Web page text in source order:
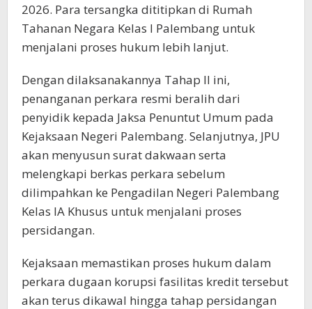
2026. Para tersangka dititipkan di Rumah
Tahanan Negara Kelas I Palembang untuk
menjalani proses hukum lebih lanjut.
Dengan dilaksanakannya Tahap II ini,
penanganan perkara resmi beralih dari
penyidik kepada Jaksa Penuntut Umum pada
Kejaksaan Negeri Palembang. Selanjutnya, JPU
akan menyusun surat dakwaan serta
melengkapi berkas perkara sebelum
dilimpahkan ke Pengadilan Negeri Palembang
Kelas IA Khusus untuk menjalani proses
persidangan.
Kejaksaan memastikan proses hukum dalam
perkara dugaan korupsi fasilitas kredit tersebut
akan terus dikawal hingga tahap persidangan